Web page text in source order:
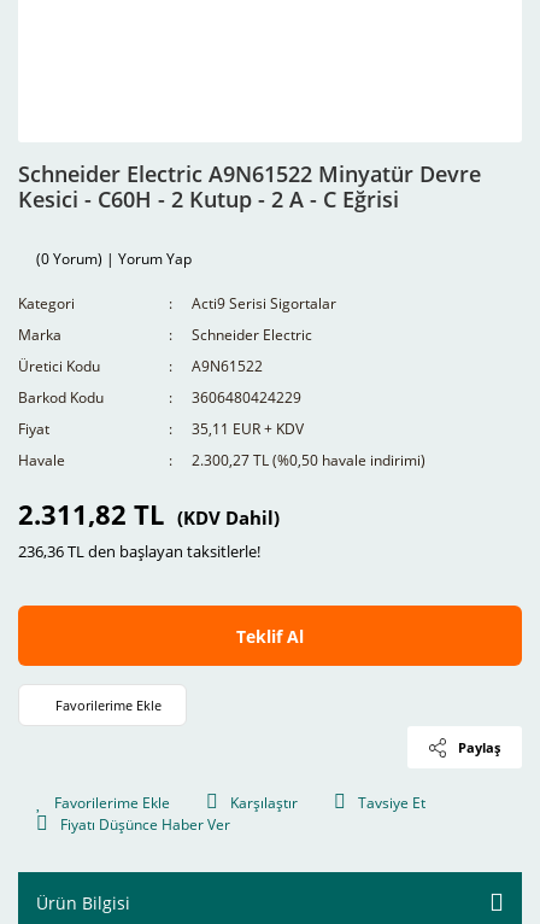
Schneider Electric A9N61522 Minyatür Devre
Kesici - C60H - 2 Kutup - 2 A - C Eğrisi
(0 Yorum) | Yorum Yap
Kategori
Acti9 Serisi Sigortalar
Marka
Schneider Electric
Üretici Kodu
A9N61522
Barkod Kodu
3606480424229
Fiyat
35,11 EUR + KDV
Havale
2.300,27 TL (%0,50 havale indirimi)
2.311,82 TL (KDV Dahil)
236,36 TL den başlayan taksitlerle!
Teklif Al
Paylaş
Karşılaştır
Tavsiye Et
Fiyatı Düşünce Haber Ver
Ürün Bilgisi